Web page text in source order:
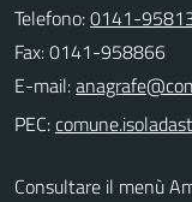
Telefono:0141-
Fax: 0141-958866
E-mail:
PEC:
Consultare il menù